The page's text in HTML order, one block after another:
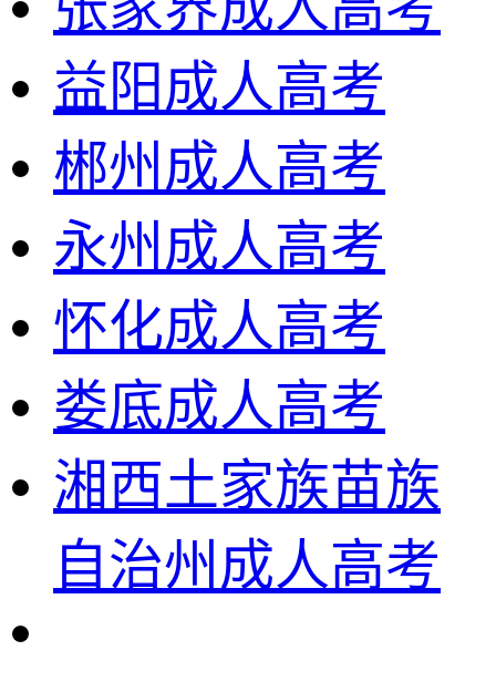
益阳成人高考
郴州成人高考
永州成人高考
怀化成人高考
娄底成人高考
湘西土家族苗族
自治州成人高考